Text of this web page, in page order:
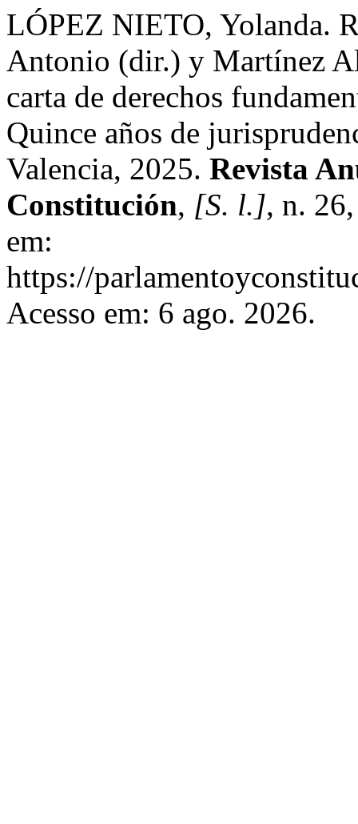
LÓPEZ NIETO, Yolanda.
Antonio (dir.) y Martínez
carta de derechos
Quince años de
Valencia, 2025. Revista
Constitución, [S. l.], n.
em:
https://
Acesso em: 6 ago. 2026.